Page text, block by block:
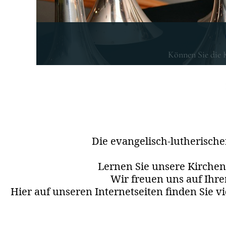
Können Sie die
Die evangelisch-
Lernen Sie unsere
Wir freuen uns auf
Hier auf unseren Internetseiten finden Sie